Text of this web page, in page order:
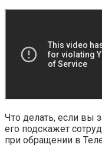
Что делать, если вы
его подскажет
при обращении в